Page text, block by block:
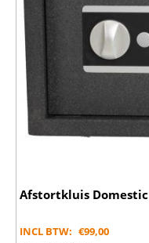
Afstortkluis Domestic
INCL BTW: €99,00